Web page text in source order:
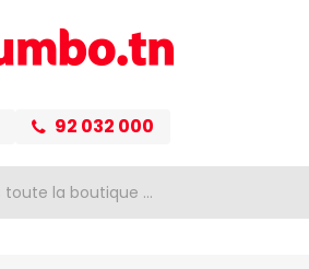
92 032 000